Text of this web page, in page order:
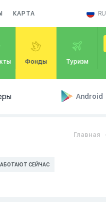
КАРТА RU
Фонды Туризм
Android
Главная
СЕЙЧАС